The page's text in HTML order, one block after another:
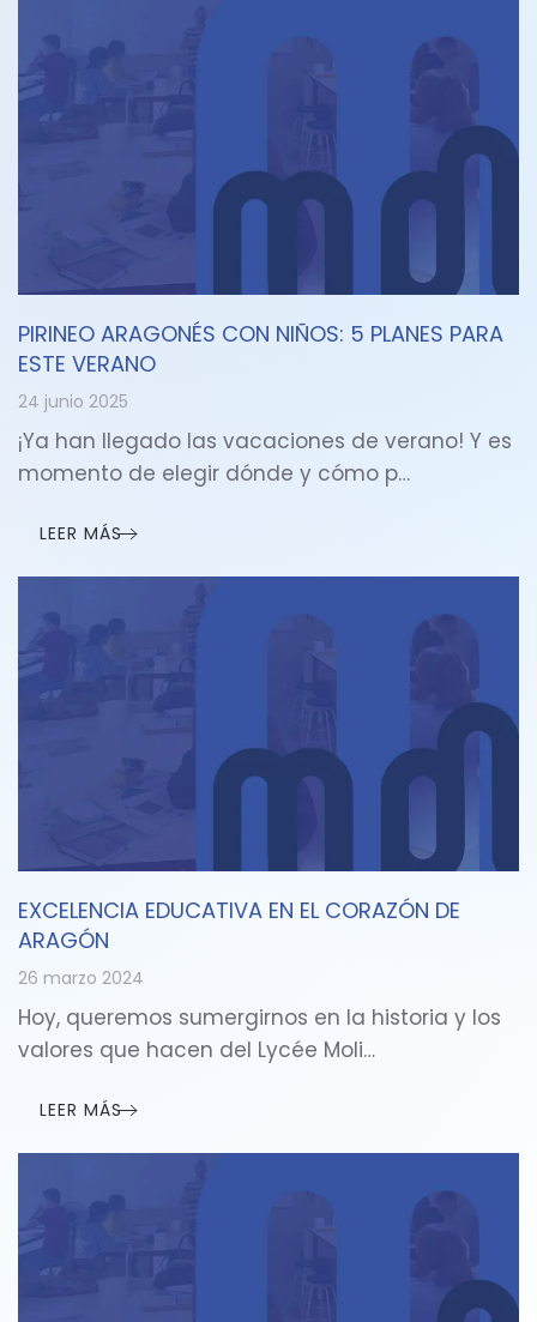
PIRINEO ARAGONÉS CON NIÑOS: 5 PLANES PARA
ESTE VERANO
24 junio 2025
¡Ya han llegado las vacaciones de verano! Y es
momento de elegir dónde y cómo p…
LEER MÁS
EXCELENCIA EDUCATIVA EN EL CORAZÓN DE
ARAGÓN
26 marzo 2024
Hoy, queremos sumergirnos en la historia y los
valores que hacen del Lycée Moli…
LEER MÁS